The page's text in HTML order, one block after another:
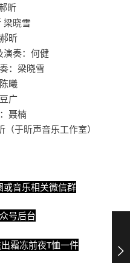
昕
梁晓雪
昕
演奏：何健
：梁晓雪
曦
广
聂楠
于昕声音乐工作室）
或音乐相关微信群
号后台
霜冻前夜T恤一件